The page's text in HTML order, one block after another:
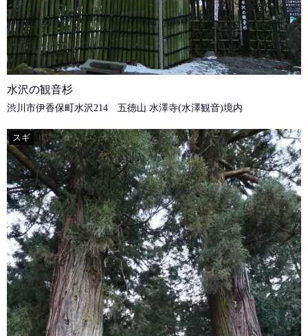
水沢の観音杉
渋川市伊香保町水沢214 五徳山 水澤寺(水澤観音)境内
スギ